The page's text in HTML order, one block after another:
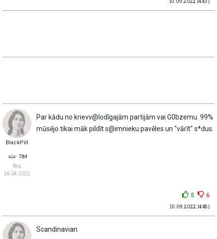
10.09.2022 14:43 |
BlackPill
784
Reģ:
26.04.2022
Par kādu no krievv@lodīgajām partijām vai G0bzemu. 99%
mūsējo tikai māk pildīt s@imnieku pavēles un "vārīt" s*dus.
5 6
10.09.2022 14:48 |
Scandinavian